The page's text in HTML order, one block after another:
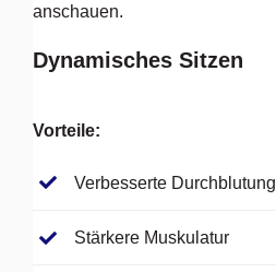
anschauen.
Dynamisches Sitzen
Vorteile:
Verbesserte Durchblutung
Stärkere Muskulatur